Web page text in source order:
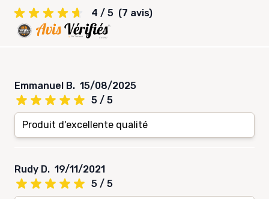
4 / 5 (7 avis)
Emmanuel B. 15/08/2025
5 / 5
Produit d'excellente qualité
Rudy D. 19/11/2021
5 / 5